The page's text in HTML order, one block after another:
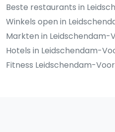
Beste restaurants in
Winkels open in
Markten in Leidschendam-
Hotels in Leidschendam-
Fitness Leidschendam-